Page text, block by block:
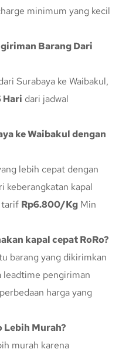
minimum yang kecil
Barang Dari
Surabaya ke Waibakul,
Hari dari jadwal
ke Waibakul dengan
lebih cepat dengan
keberangkatan kapal
tarif Rp6.800/Kg Min
kapal cepat RoRo?
barang yang dikirimkan
leadtime pengiriman
harga yang
Lebih Murah?
murah karena